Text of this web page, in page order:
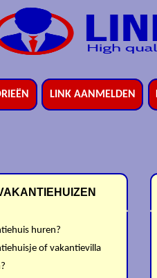
LINK AANMELDEN
huren?
of vakantievilla